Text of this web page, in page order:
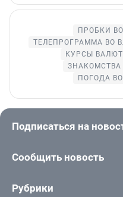
ПРОБКИ
ТЕЛЕПРОГРАММА ВО
КУРСЫ
ЗНАКОМСТВА
ПОГОДА
Подписаться на
Сообщить новость
Рубрики